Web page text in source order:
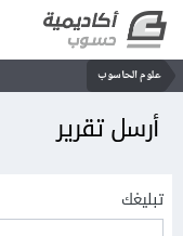
علوم الحاسوب
أرسل تقرير
تبليغك